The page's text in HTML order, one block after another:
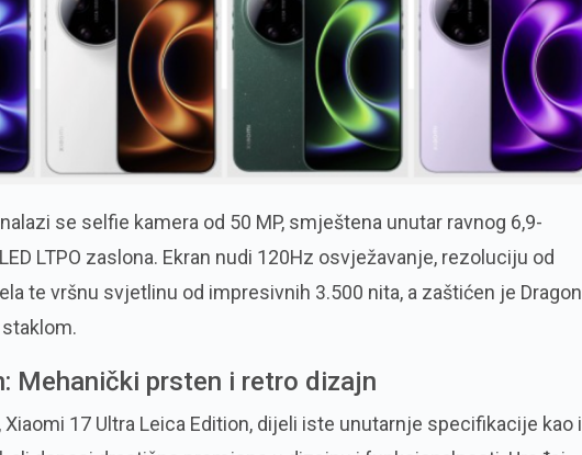
se selfie kamera od 50 MP, smještena unutar ravnog 6,9-
LTPO zaslona. Ekran nudi 120Hz osvježavanje, rezoluciju od
te vršnu svjetlinu od impresivnih 3.500 nita, a zaštićen je Dragon
Mehanički prsten i retro dizajn
17 Ultra Leica Edition, dijeli iste unutarnje specifikacije kao i